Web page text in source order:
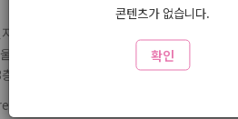
콘텐츠가 없습니다.
확인
로359번길 7 3층
전화 : 1588-1164
324